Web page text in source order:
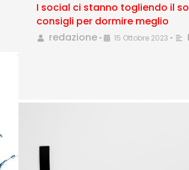
I social ci stanno togliendo il
consigli per dormire meglio
redazione • 15 Ottobre 2023 •